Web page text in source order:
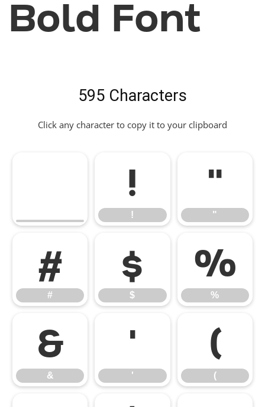
Bold Font
595 Characters
Click any character to copy it to your clipboard
!
!
"
"
#
#
$
$
%
%
&
&
'
'
(
(